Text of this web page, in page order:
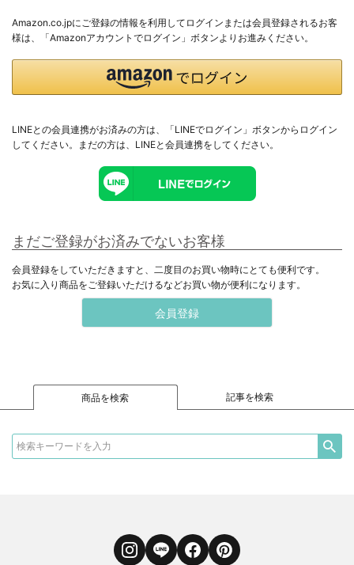
ボトムス
ギフト用ラッピング
Amazon.co.jpにご登録の情報を利用してログインまたは会員登録されるお客
様は、「Amazonアカウントでログイン」ボタンよりお進みください。
LINEとの会員連携がお済みの方は、「LINEでログイン」ボタンからログイン
してください。まだの方は、 LINEと会員連携をしてください。
まだご登録がお済みでないお客様
会員登録をしていただきますと、二度目のお買い物時にとても便利です。
お気に入り商品をご登録いただけるなどお買い物が便利になります。
会員登録
商品を検索 記事を検索
InstagramLINE FacebookPinterest